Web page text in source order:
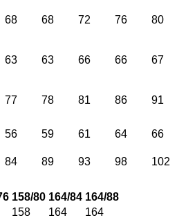
68 68 72 76 80
63 63 66 66 67
77 78 81 86 91
56 59 61 64 66
84 89 93 98 102
158/80 164/84 164/88
158 164
164